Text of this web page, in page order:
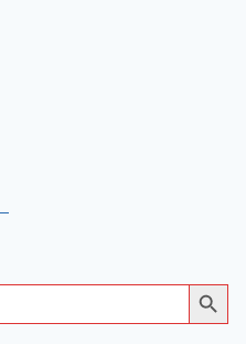
搜索按钮